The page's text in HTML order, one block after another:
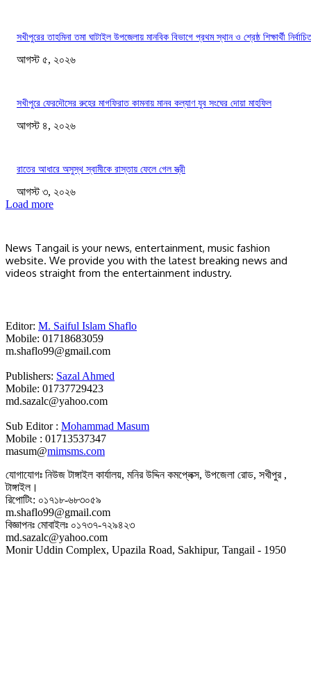
সখীপুরের তাহমিনা তমা ঘাটাইল উপজেলায় মানবিক বিভাগে প্রথম স্থান ও শ্রেষ্ঠ শিক্ষার্থী
আগস্ট ৫, ২০২৬
সখীপুরে ফেরদৌসের রুহের মাগফিরাত কামনায় মানব কল্যাণ যুব সংঘের দোয়া মাহফিল
আগস্ট ৪, ২০২৬
রাতের আধারে অসুস্থ স্বামীকে রাস্তায় ফেলে গেল স্ত্রী
আগস্ট ৩, ২০২৬
Load more
News Tangail is your news, entertainment, music fashion
website. We provide you with the latest breaking news and
videos straight from the entertainment industry.
Editor: M. Saiful Islam Shaflo
Mobile: 01718683059
m.shaflo99@gmail.com
Publishers: Sazal Ahmed
Mobile: 01737729423
md.sazalc@yahoo.com
Sub Editor : Mohammad Masum
Mobile : 01713537347
masum@mimsms.com
যোগাযোগঃ নিউজ টাঙ্গাইল কার্যালয়, মনির উদ্দিন কমপ্লেক্স, উপজেলা রোড, সখীপুর ,
টাঙ্গাইল।
রিপোটিং: ০১৭১৮-৬৮৩০৫৯
m.shaflo99@gmail.com
বিজ্ঞাপনঃ মোবাইলঃ ০১৭৩৭-৭২৯৪২৩
md.sazalc@yahoo.com
Monir Uddin Complex, Upazila Road, Sakhipur, Tangail - 1950